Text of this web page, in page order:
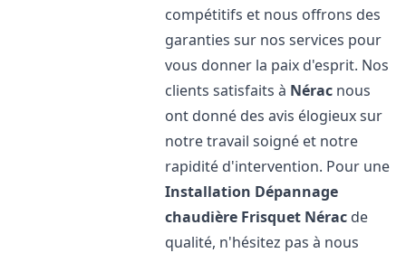
compétitifs et nous offrons des
garanties sur nos services pour
vous donner la paix d'esprit. Nos
clients satisfaits à Nérac nous
ont donné des avis élogieux sur
notre travail soigné et notre
rapidité d'intervention. Pour une
Installation Dépannage
chaudière Frisquet Nérac de
qualité, n'hésitez pas à nous